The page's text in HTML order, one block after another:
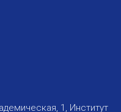
1, Институт